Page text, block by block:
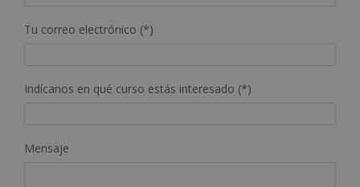
Tu correo electrónico (*)
Indícanos en qué curso estás interesado (*)
Mensaje